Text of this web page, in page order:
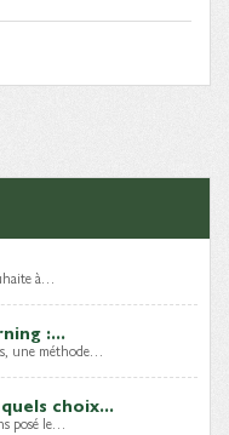
à…
:...
une méthode…
choix...
posé le…